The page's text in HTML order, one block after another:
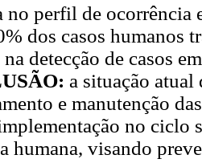
no perfil de ocorrência
dos casos humanos
detecção de casos
a situação atual
e manutenção
no ciclo
humana, visando